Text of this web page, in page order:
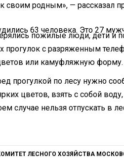
своим родным», — рассказал
63 человека. Это 27
пожилые люди, дети и
прогулок с разряженным
или камуфляжную форму.
прогулкой по лесу нужно
цветов, взять с собой
случае нельзя отпускать в
ЛЕСНОГО ХОЗЯЙСТВА